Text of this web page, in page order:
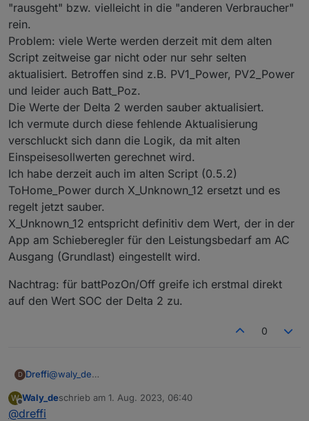
"rausgeht" bzw. vielleicht in die "anderen Verbraucher"
rein.
Problem: viele Werte werden derzeit mit dem alten
Script zeitweise gar nicht oder nur sehr selten
aktualisiert. Betroffen sind z.B. PV1_Power, PV2_Power
und leider auch Batt_Poz.
Die Werte der Delta 2 werden sauber aktualisiert.
Ich vermute durch diese fehlende Aktualisierung
verschluckt sich dann die Logik, da mit alten
Einspeisesollwerten gerechnet wird.
Ich habe derzeit auch im alten Script (0.5.2)
ToHome_Power durch X_Unknown_12 ersetzt und es
regelt jetzt sauber.
X_Unknown_12 entspricht definitiv dem Wert, der in der
App am Schieberegler für den Leistungsbedarf am AC
Ausgang (Grundlast) eingestellt wird.
Nachtrag: für battPozOn/Off greife ich erstmal direkt
auf den Wert SOC der Delta 2 zu.
0
D Dreffi@waly_de
per Nachricht verschicken kann.
Die neue Version des Scripts funktioniert bei mir
W
Offline
Waly_deschrieb am 1. Aug. 2023, 06:40
zuletzt editiert von
@dreffi